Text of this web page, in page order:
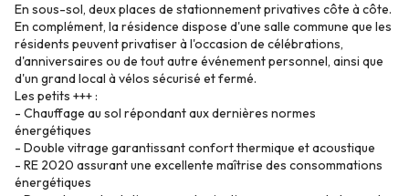
En sous-sol, deux places de stationnement privatives côte à côte.
En complément, la résidence dispose d'une salle commune que les
résidents peuvent privatiser à l'occasion de célébrations,
d'anniversaires ou de tout autre événement personnel, ainsi que
d'un grand local à vélos sécurisé et fermé.
Les petits +++ :
- Chauffage au sol répondant aux dernières normes
énergétiques
- Double vitrage garantissant confort thermique et acoustique
- RE 2020 assurant une excellente maîtrise des consommations
énergétiques